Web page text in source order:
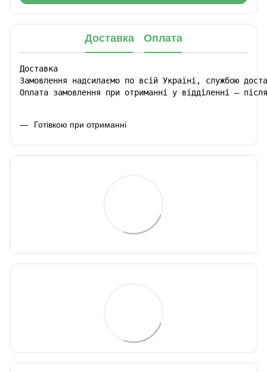
Доставка Оплата
Доставка
Замовлення надсилаємо по всій Україні, службою
Оплата замовлення при отриманні у відділенні –
Готівкою при отриманні